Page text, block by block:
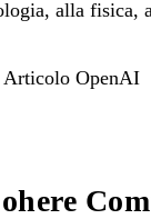
alla fisica,
Articolo OpenAI